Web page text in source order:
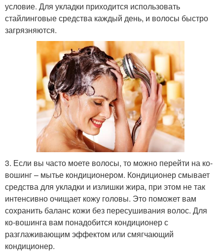
условие. Для укладки приходится использовать
стайлинговые средства каждый день, и волосы быстро
загрязняются.
3. Если вы часто моете волосы, то можно перейти на ко-
вошинг – мытье кондиционером. Кондиционер смывает
средства для укладки и излишки жира, при этом не так
интенсивно очищает кожу головы. Это поможет вам
сохранить баланс кожи без пересушивания волос. Для
ко-вошинга вам понадобится кондиционер с
разглаживающим эффектом или смягчающий
кондиционер.